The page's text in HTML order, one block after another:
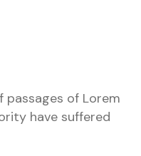
passages of Lorem
have suffered